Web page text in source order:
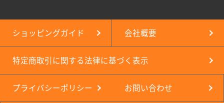
ショッピングガイド 会社概要
特定商取引に関する法律に基づく表示
プライバシーポリシー お問い合わせ